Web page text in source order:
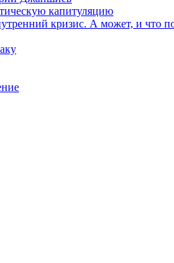
капитуляцию
кризис. А может, и что